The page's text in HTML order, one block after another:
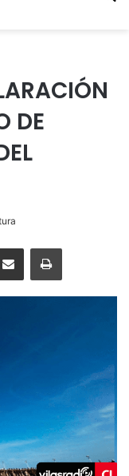
DE
Enviar vía email Imprimir